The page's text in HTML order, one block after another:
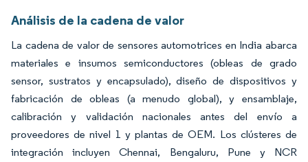
Análisis de la cadena de valor
La cadena de valor de sensores automotrices en India abarca
materiales e insumos semiconductores (obleas de grado
sensor, sustratos y encapsulado), diseño de dispositivos y
fabricación de obleas (a menudo global), y ensamblaje,
calibración y validación nacionales antes del envío a
proveedores de nivel 1 y plantas de OEM. Los clústeres de
integración incluyen Chennai, Bengaluru, Pune y NCR